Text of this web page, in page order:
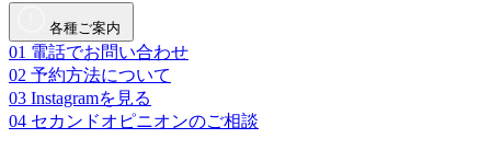
各種ご案内
01 電話でお問い合わせ
02 予約方法について
03 Instagramを見る
04 セカンドオピニオンのご相談